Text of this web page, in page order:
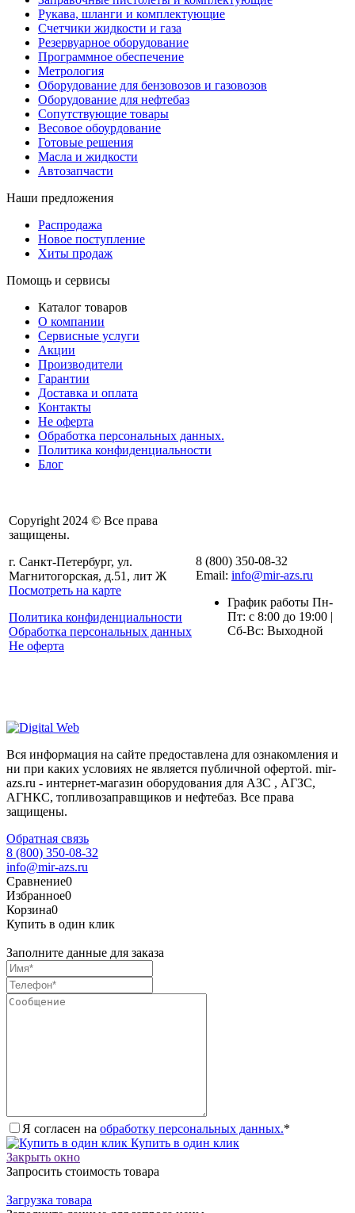
Рукава, шланги и комплектующие
Счетчики жидкости и газа
Резервуарное оборудование
Программное обеспечение
Метрология
Оборудование для бензовозов и газовозов
Оборудование для нефтебаз
Сопутствующие товары
Весовое обоурдование
Готовые решения
Масла и жидкости
Автозапчасти
Наши предложения
Распродажа
Новое поступление
Хиты продаж
Помощь и сервисы
Каталог товаров
О компании
Сервисные услуги
Акции
Производители
Гарантии
Доставка и оплата
Контакты
Не оферта
Обработка персональных данных.
Политика конфиденциальности
Блог
Copyright 2024 © Все права
защищены.
г. Санкт-Петербург, ул.
Магнитогорская, д.51, лит Ж
Посмотреть на карте
Политика конфиденциальности
Обработка персональных данных
Не оферта
8 (800) 350-08-32
Email: info@mir-azs.ru
График работы Пн-
Пт: с 8:00 до 19:00 |
Сб-Вс: Выходной
Вся информация на сайте предоставлена для ознакомления и
ни при каких условиях не является публичной офертой. mir-
azs.ru - интернет-магазин оборудования для АЗС , АГЗС,
АГНКС, топливозаправщиков и нефтебаз. Все права
защищены.
Обратная связь
8 (800) 350-08-32
info@mir-azs.ru
Сравнение0
Избранное0
Корзина0
Купить в один клик
Заполните данные для заказа
Я согласен на обработку персональных данных.*
Купить в один клик
Закрыть окно
Запросить стоимость товара
Загрузка товара